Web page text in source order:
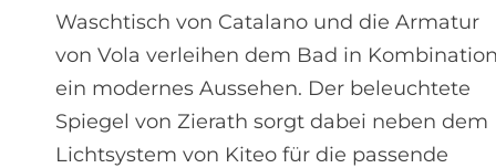
Waschtisch von Catalano und die Armatur
von Vola verleihen dem Bad in
ein modernes Aussehen. Der beleuchtete
Spiegel von Zierath sorgt dabei neben dem
Lichtsystem von Kiteo für die passende